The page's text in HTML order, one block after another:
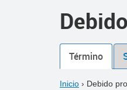
Término
Inicio › Debido